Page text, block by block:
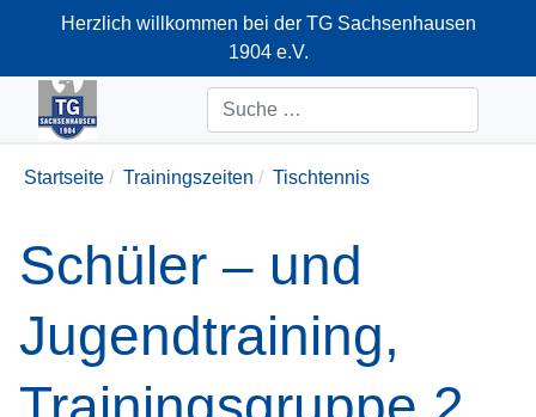
Herzlich willkommen bei der TG Sachsenhausen
1904 e.V.
+49-69-66374712
Suchen
Startseite Trainingszeiten Tischtennis
Schüler – und
Jugendtraining,